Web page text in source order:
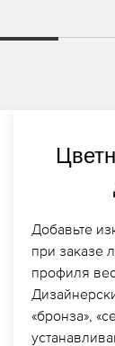
Добавьте
при заказе
профиля
«бронза»,